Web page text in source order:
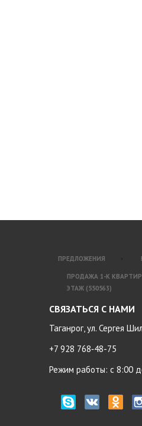
ПРЕДЛОЖЕНИЯ
ПРОДАЖА 1-К
ЭТАЖ (550563)
СВЯЗАТЬСЯ С НАМИ
Таганрог, ул. Сергея
+7 928 768‑48-75
Режим работы: с 8:00